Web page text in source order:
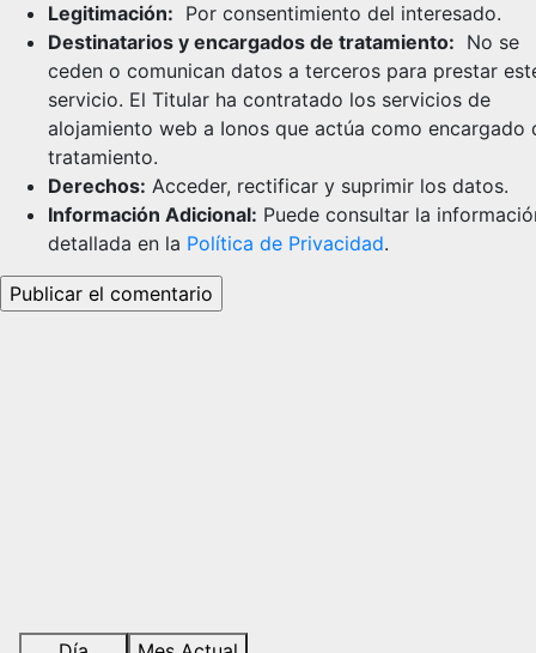
Legitimación: Por consentimiento del interesado.
Destinatarios y encargados de tratamiento: No se
ceden o comunican datos a terceros para prestar
servicio. El Titular ha contratado los servicios de
alojamiento web a Ionos que actúa como encargado
tratamiento.
Derechos: Acceder, rectificar y suprimir los datos.
Información Adicional: Puede consultar la
detallada en la Política de Privacidad.